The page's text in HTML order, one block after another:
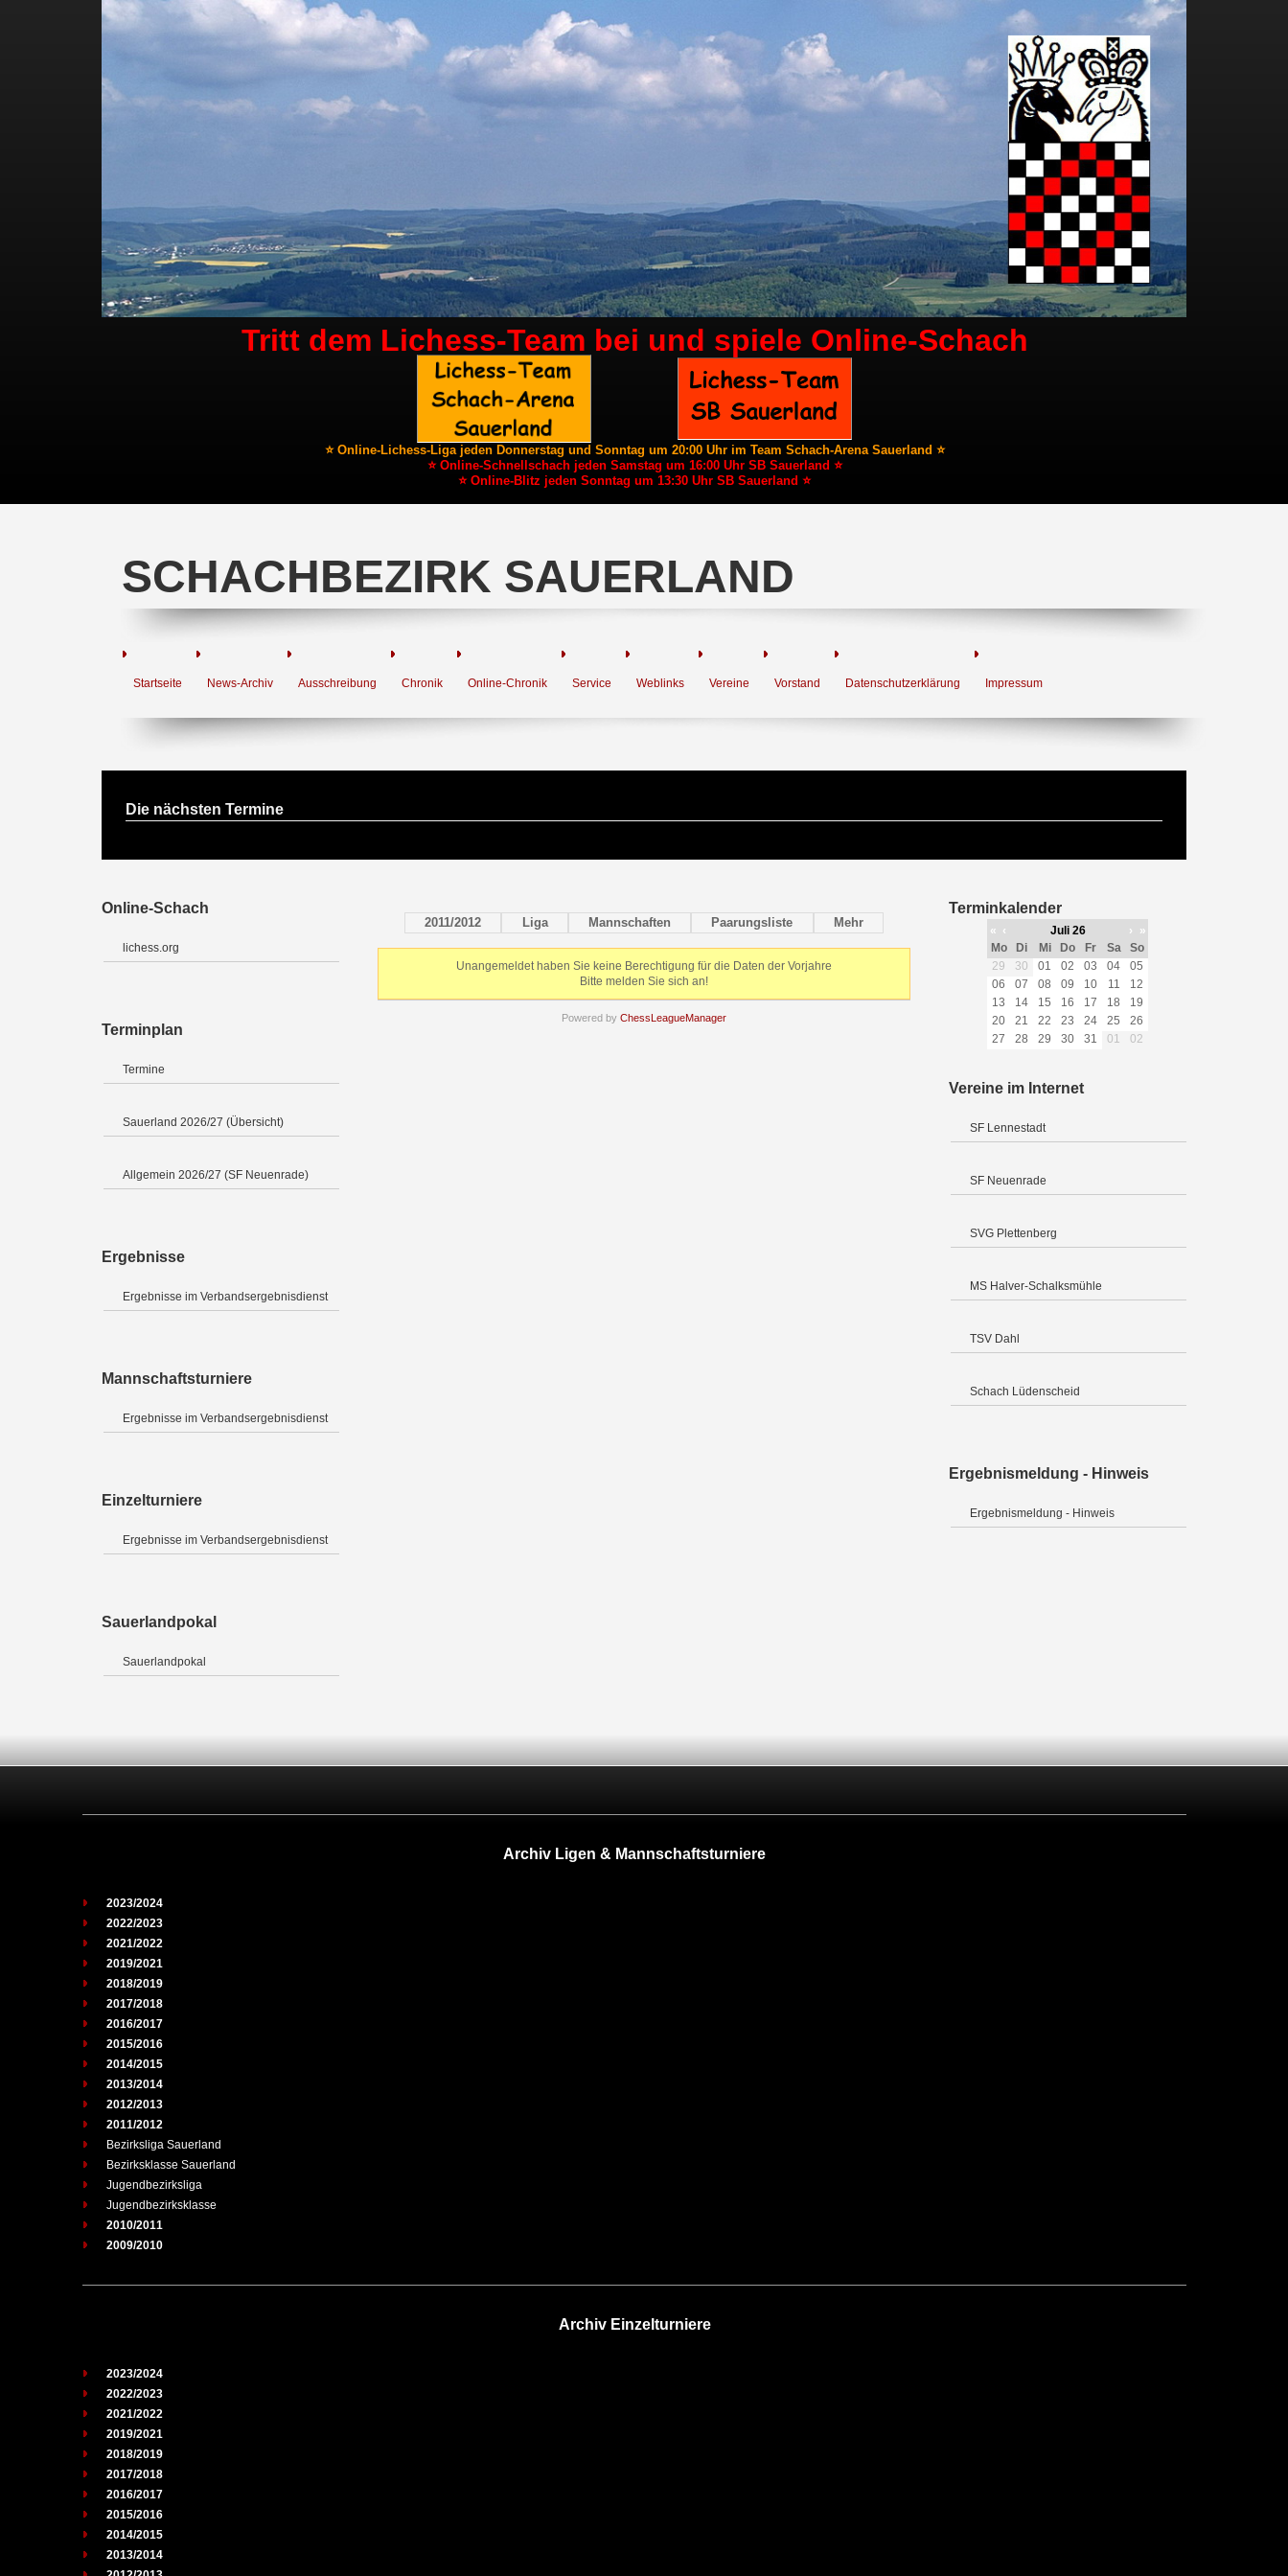
Tritt dem Lichess-Team bei und spiele Online-Schach
⭐ Online-Lichess-Liga jeden Donnerstag und Sonntag um 20:00 Uhr im Team Schach-Arena Sauerland ⭐
⭐ Online-Schnellschach jeden Samstag um 16:00 Uhr SB Sauerland ⭐
⭐ Online-Blitz jeden Sonntag um 13:30 Uhr SB Sauerland ⭐
SCHACHBEZIRK SAUERLAND
Startseite News-Archiv Ausschreibung Chronik Online-Chronik Service Weblinks Vereine Vorstand Datenschutzerklärung Impressum
Die nächsten Termine
Online-Schach
lichess.org
Terminplan
Termine
Sauerland 2026/27 (Übersicht)
Allgemein 2026/27 (SF Neuenrade)
Ergebnisse
Ergebnisse im Verbandsergebnisdienst
Mannschaftsturniere
Ergebnisse im Verbandsergebnisdienst
Einzelturniere
Ergebnisse im Verbandsergebnisdienst
Sauerlandpokal
Sauerlandpokal
2011/2012 Liga Mannschaften Paarungsliste Mehr
Unangemeldet haben Sie keine Berechtigung für die Daten der Vorjahre
Bitte melden Sie sich an!
Powered by ChessLeagueManager
Terminkalender
« ‹ Juli 26 ›
»
Mo
Di Mi Do Fr Sa
So
29
30 01 02 03 04
05
06
07 08 09 10 11
12
13
14 15 16 17 18
19
20
21 22 23 24 25
26
27
28 29 30 31 01 02
Vereine im Internet
SF Lennestadt
SF Neuenrade
SVG Plettenberg
MS Halver-Schalksmühle
TSV Dahl
Schach Lüdenscheid
Ergebnismeldung - Hinweis
Ergebnismeldung - Hinweis
Archiv Ligen & Mannschaftsturniere
2023/2024
2022/2023
2021/2022
2019/2021
2018/2019
2017/2018
2016/2017
2015/2016
2014/2015
2013/2014
2012/2013
2011/2012
Bezirksliga Sauerland
Bezirksklasse Sauerland
Jugendbezirksliga
Jugendbezirksklasse
2010/2011
2009/2010
Archiv Einzelturniere
2023/2024
2022/2023
2021/2022
2019/2021
2018/2019
2017/2018
2016/2017
2015/2016
2014/2015
2013/2014